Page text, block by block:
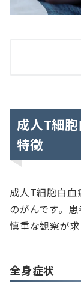
成人T細
特徴
成人T細胞白血
のがんです。
慎重な観察が求
全身症状